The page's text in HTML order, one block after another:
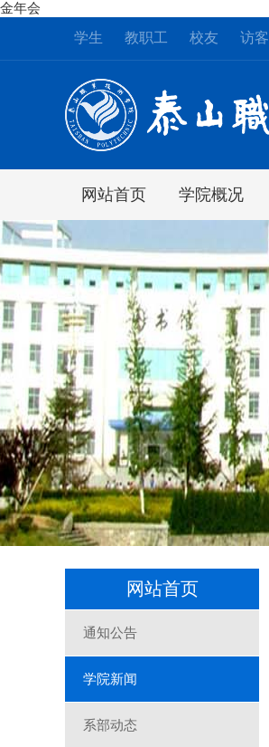
金年会
学生 教职工 校友 访客
网站首页 学院概况
网站首页
通知公告
学院新闻
系部动态